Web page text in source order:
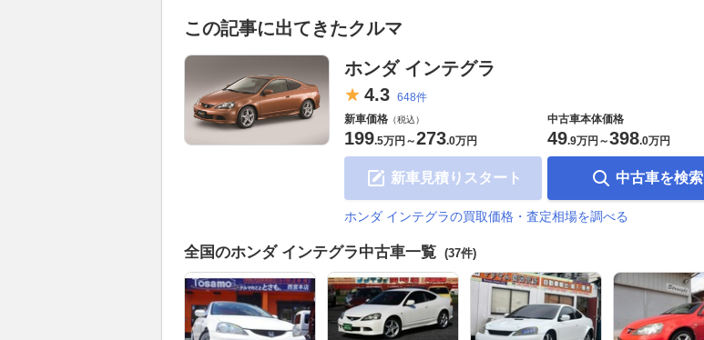
この記事に出てきたクルマ
ホンダ インテグラ
4.3 648件
新車価格 （税込）
199.5万円 ～273.0万円
新車見積りスタート
中古車本体価格
49.9万円 ～398.0万円
中古車を検索
ホンダ インテグラの買取価格・査定相場を調べる
全国のホンダ インテグラ中古車一覧 (37件)